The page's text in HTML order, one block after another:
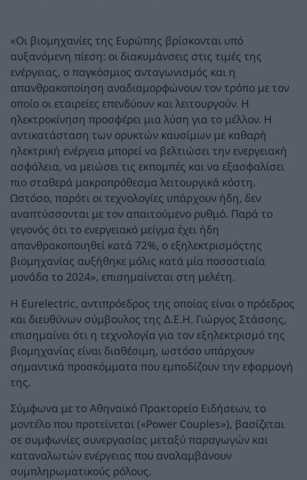
«Οι βιομηχανίες της Ευρώπης βρίσκονται υπό
αυξανόμενη πίεση: οι διακυμάνσεις στις τιμές της
ενέργειας, ο παγκόσμιος ανταγωνισμός και η
απανθρακοποίηση αναδιαμορφώνουν τον τρόπο με τον
οποίο οι εταιρείες επενδύουν και λειτουργούν. Η
ηλεκτροκίνηση προσφέρει μια λύση για το μέλλον. Η
αντικατάσταση των ορυκτών καυσίμων με καθαρή
ηλεκτρική ενέργεια μπορεί να βελτιώσει την ενεργειακή
ασφάλεια, να μειώσει τις εκπομπές και να εξασφαλίσει
πιο σταθερά μακροπρόθεσμα λειτουργικά κόστη.
Ωστόσο, παρότι οι τεχνολογίες υπάρχουν ήδη, δεν
αναπτύσσονται με τον απαιτούμενο ρυθμό. Παρά το
γεγονός ότι το ενεργειακό μείγμα έχει ήδη
απανθρακοποιηθεί κατά 72%, ο εξηλεκτρισμόςτης
βιομηχανίας αυξήθηκε μόλις κατά μία ποσοστιαία
μονάδα το 2024», επισημαίνεται στη μελέτη.
Η Eurelectric, αντιπρόεδρος της οποίας είναι ο πρόεδρος
και διευθύνων σύμβουλος της Δ.Ε.Η. Γιώργος Στάσσης,
επισημαίνει ότι η τεχνολογία για τον εξηλεκτρισμό της
βιομηχανίας είναι διαθέσιμη, ωστόσο υπάρχουν
σημαντικά προσκόμματα που εμποδίζουν την εφαρμογή
της.
Σύμφωνα με το Αθηναϊκό Πρακτορείο Ειδήσεων, το
μοντέλο που προτείνεται («Power Couples»), βασίζεται
σε συμφωνίες συνεργασίας μεταξύ παραγωγών και
καταναλωτών ενέργειας που αναλαμβάνουν
συμπληρωματικούς ρόλους.